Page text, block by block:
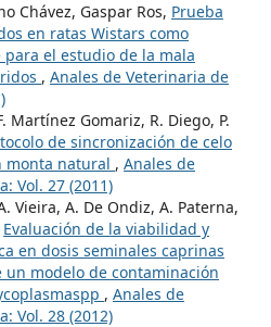
Chávez, Gaspar Ros, Prueba
en ratas Wistars como
el estudio de la mala
, Anales de Veterinaria de
Martínez Gomariz, R. Diego, P.
de sincronización de celo
monta natural , Anales de
Vol. 27 (2011)
Vieira, A. De Ondiz, A. Paterna,
Evaluación de la viabilidad y
en dosis seminales caprinas
modelo de contaminación
, Anales de
Vol. 28 (2012)